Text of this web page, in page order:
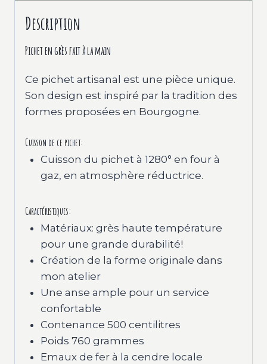
Description
Pichet en grès fait à la main
Ce pichet artisanal est une pièce unique.
Son design est inspiré par la tradition des
formes proposées en Bourgogne.
Cuisson de ce pichet:
Cuisson du pichet à 1280° en four à
gaz, en atmosphère réductrice.
Caractéristiques:
Matériaux: grès haute température
pour une grande durabilité!
Création de la forme originale dans
mon atelier
Une anse ample pour un service
confortable
Contenance 500 centilitres
Poids 760 grammes
Emaux de fer à la cendre locale